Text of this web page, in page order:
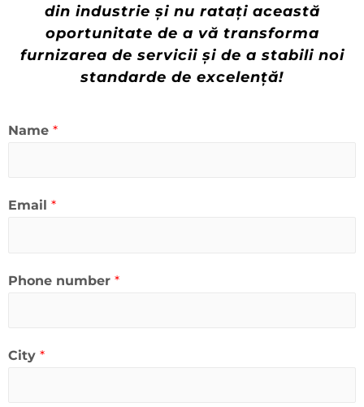
din industrie și nu ratați această
oportunitate de a vă transforma
furnizarea de servicii și de a stabili noi
standarde de excelență!
Name *
Email *
Phone number *
City *